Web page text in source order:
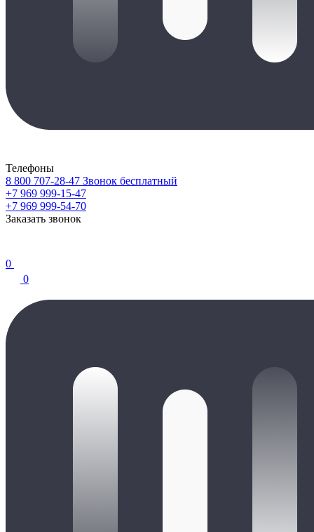
Телефоны
8 800 707-28-47 Звонок бесплатный
+7 969 999-15-47
+7 969 999-54-70
Заказать звонок
0
0